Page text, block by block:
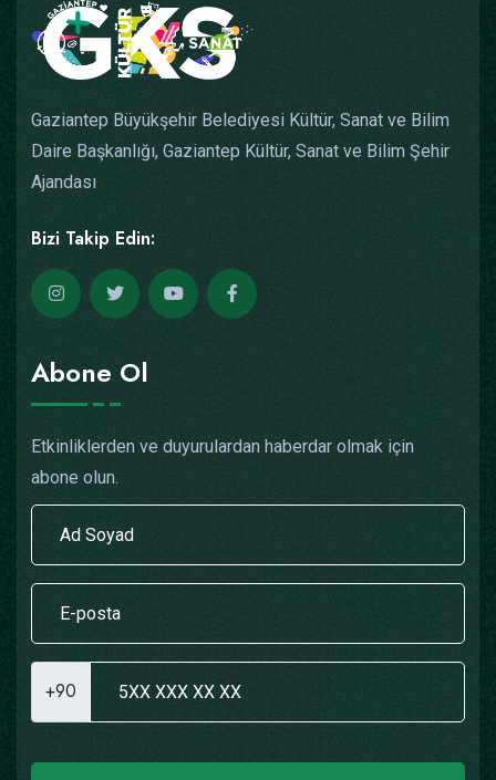
Gaziantep Büyükşehir Belediyesi Kültür, Sanat ve Bilim
Daire Başkanlığı, Gaziantep Kültür, Sanat ve Bilim Şehir
Ajandası
Bizi Takip Edin:
Abone Ol
Etkinliklerden ve duyurulardan haberdar olmak için
abone olun.
+90